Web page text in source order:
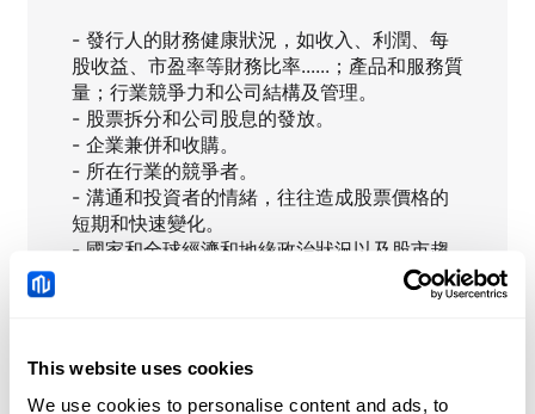
This website uses cookies
We use cookies to personalise content and ads, to
- 發行人的財務健康狀況，如收入、利潤、每
股收益、市盈率等財務比率......；產品和服務質
量；行業競爭力和公司結構及管理。
- 股票拆分和公司股息的發放。
- 企業兼併和收購。
- 所在行業的競爭者。
- 溝通和投資者的情緒，往往造成股票價格的
短期和快速變化。
- 國家和全球經濟和地緣政治狀況以及股市趨
SNAP 即時新聞